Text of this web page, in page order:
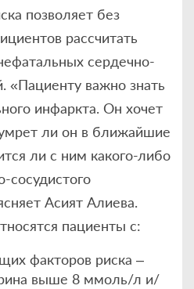
позволяет без
рассчитать
сердечно-
«Пациенту важно знать
инфаркта. Он хочет
ли он в ближайшие
ли с ним какого-либо
сосудистого
Асият Алиева.
пациенты с:
факторов риска –
выше 8 ммоль/л и/